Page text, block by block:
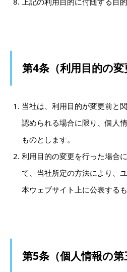
第4条（利用目的の変
当社は、利用目的が変更前と
認められる場合に限り、個人
ものとします。
利用目的の変更を行った場合
て、当社所定の方法により、
本ウェブサイト上に公表するも
第5条（個人情報の第